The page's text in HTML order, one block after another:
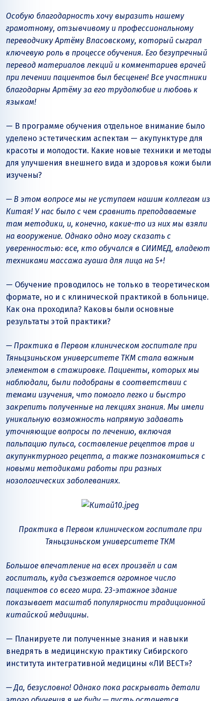
Особую благодарность хочу выразить нашему
грамотному, отзывчивому и профессиональному
переводчику Артёму Власовскому, который сыграл
ключевую роль в процессе обучения. Его безупречный
перевод материалов лекций и комментариев врачей
при лечении пациентов был бесценен! Все участники
благодарны Артёму за его трудолюбие и любовь к
языкам!
— В программе обучения отдельное внимание было
уделено эстетическим аспектам — акупунктуре для
красоты и молодости. Какие новые техники и методы
для улучшения внешнего вида и здоровья кожи были
изучены?
— В этом вопросе мы не уступаем нашим коллегам из
Китая! У нас было с чем сравнить преподаваемые
там методики, и, конечно, какие-то из них мы взяли
на вооружение. Однако одно могу сказать с
уверенностью: все, кто обучался в СИИМЕД, владеют
техниками массажа гуаша для лица на 5+!
— Обучение проводилось не только в теоретическом
формате, но и с клинической практикой в больнице.
Как она проходила? Каковы были основные
результаты этой практики?
— Практика в Первом клиническом госпитале при
Тяньцзиньском университете ТКМ стала важным
элементом в стажировке. Пациенты, которых мы
наблюдали, были подобраны в соответствии с
темами изучения, что помогло легко и быстро
закрепить полученные на лекциях знания. Мы имели
уникальную возможность напрямую задавать
уточняющие вопросы по лечению, включая
пальпацию пульса, составление рецептов трав и
акупунктурного рецепта, а также познакомиться с
новыми методиками работы при разных
нозологических заболеваниях.
Практика в Первом клиническом госпитале при
Тяньцзиньском университете ТКМ
Большое впечатление на всех произвёл и сам
госпиталь, куда съезжается огромное число
пациентов со всего мира. 23-этажное здание
показывает масштаб популярности традиционной
китайской медицины.
— Планируете ли полученные знания и навыки
внедрять в медицинскую практику Сибирского
института интегративной медицины «ЛИ ВЕСТ»?
— Да, безусловно! Однако пока раскрывать детали